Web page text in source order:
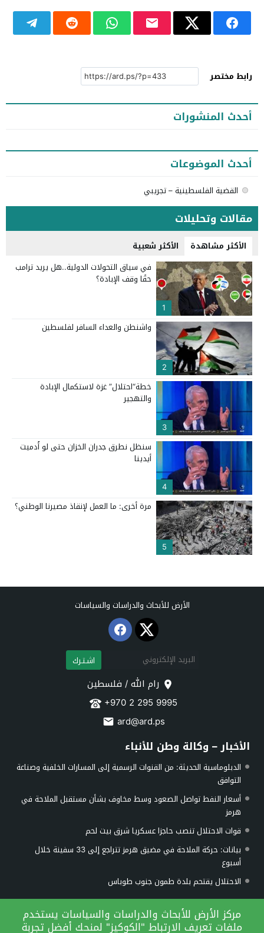
رابط مختصر
أحدث المنشورات
أحدث الموضوعات
القضية الفلسطينية – تجريبي
مقالات وتحليلات
الأكثر مشاهدة الأكثر شعبية
1
في سياق التحولات الدولية..هل يريد ترامب
حقًا وقف الإبادة؟
2
واشنطن والعداء السافر لفلسطين
3
خطة“احتلال” غزة لاستكمال الإبادة
والتهجير
4
سنظل نطرق جدران الخزان حتى لو أُدميت
أيدينا
5
مرة أخرى: ما العمل لإنقاذ مصيرنا الوطني؟
الأرض للأبحاث والدراسات والسياسات
اشـتـرك
رام الله / فلسطين
+970 2 295 9995
ard@ard.ps
الأخبار – وكالة وطن للأنباء
الدبلوماسية الحديثة: من القنوات الرسمية إلى المسارات الخلفية وصناعة
التوافق
أسعار النفط تواصل الصعود وسط مخاوف بشأن مستقبل الملاحة في
هرمز
قوات الاحتلال تنصب حاجزا عسكريا شرق بيت لحم
بيانات: حركة الملاحة في مضيق هرمز تتراجع إلى 33 سفينة خلال
أسبوع
الاحتلال يقتحم بلدة طمون جنوب طوباس
الأرشيف
مركز الأرض للأبحاث والدراسات والسياسات يستخدم
ملفات تعريف الارتباط "الكوكيز" لمنحك أفضل تجربة